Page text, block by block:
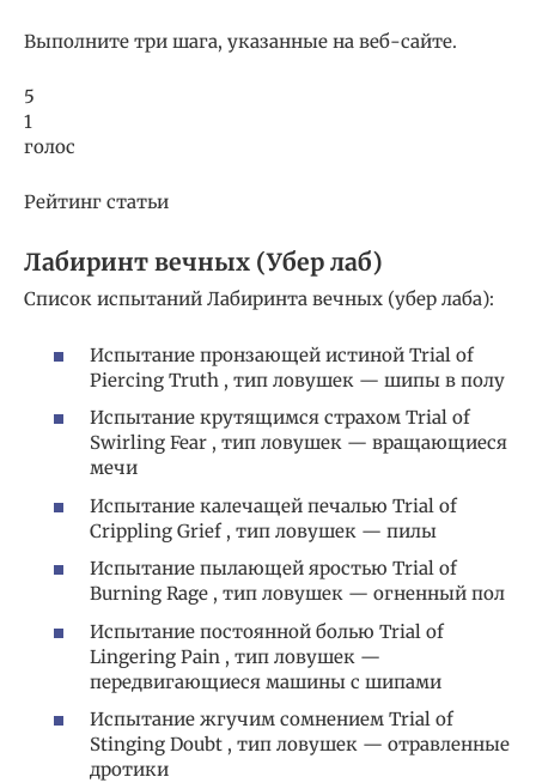
Выполните три шага, указанные на веб-сайте.
5
1
голос
Рейтинг статьи
Лабиринт вечных (Убер лаб)
Список испытаний Лабиринта вечных (убер лаба):
Испытание пронзающей истиной Trial of
Piercing Truth , тип ловушек — шипы в полу
Испытание крутящимся страхом Trial of
Swirling Fear , тип ловушек — вращающиеся
мечи
Испытание калечащей печалью Trial of
Crippling Grief , тип ловушек — пилы
Испытание пылающей яростью Trial of
Burning Rage , тип ловушек — огненный пол
Испытание постоянной болью Trial of
Lingering Pain , тип ловушек —
передвигающиеся машины с шипами
Испытание жгучим сомнением Trial of
Stinging Doubt , тип ловушек — отравленные
дротики